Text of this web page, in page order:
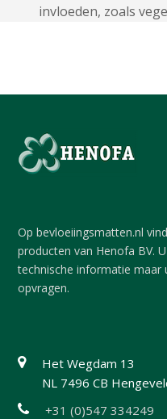
invloeden, zoals
Op bevloeiingsmatten.nl
producten van Henofa BV.
technische informatie
opvragen.
Het Wegdam 13
NL 7496 CB
+31 (0)547 334249